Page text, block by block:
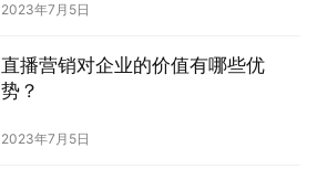
2023年7月5日
直播营销对企业的价值有哪些优
势？
2023年7月5日